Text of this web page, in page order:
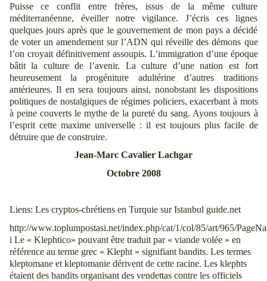
Puisse ce conflit entre frères, issus de la même culture
méditerranéenne, éveiller notre vigilance. J’écris ces lignes
quelques jours après que le gouvernement de mon pays a décidé
de voter un amendement sur l’ADN qui réveille des démons que
l’on croyait définitivement assoupis. L’immigration d’une époque
bâtit la culture de l’avenir. La culture d’une nation est fort
heureusement la progéniture adultérine d’autres traditions
antérieures. Il en sera toujours ainsi, nonobstant les dispositions
politiques de nostalgiques de régimes policiers, exacerbant à mots
à peine couverts le mythe de la pureté du sang. Ayons toujours à
l’esprit cette maxime universelle : il est toujours plus facile de
détruire que de construire.
Jean-Marc Cavalier Lachgar
Octobre 2008
Liens: Les cryptos-chrétiens en Turquie sur Istanbul guide.net
http://www.toplumpostasi.net/index.php/cat/1/col/85/art/965/
i Le « Klephtico» pouvant être traduit par « viande volée » en
référence au terme grec « Klepht » signifiant bandits. Les termes
kleptomane et kleptomanie dérivent de cette racine. Les klephts
étaient des bandits organisant des vendettas contre les officiels